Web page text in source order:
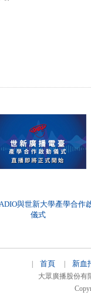
與世新大學產學合作
儀式
| 首頁| 新血
大眾廣播股份有